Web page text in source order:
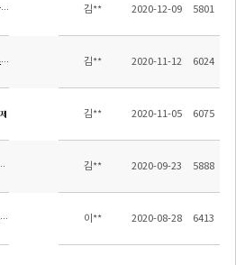
진, 건강검진" 실시 김** 2020-12-09 5801
한국학교에 기증도서 전달!김** 2020-11-12 6024
김** 2020-11-05 6075
회 선거, 재난대피훈련 김** 2020-09-23 5888
상교육 교육기부 전수식이** 2020-08-28 6413